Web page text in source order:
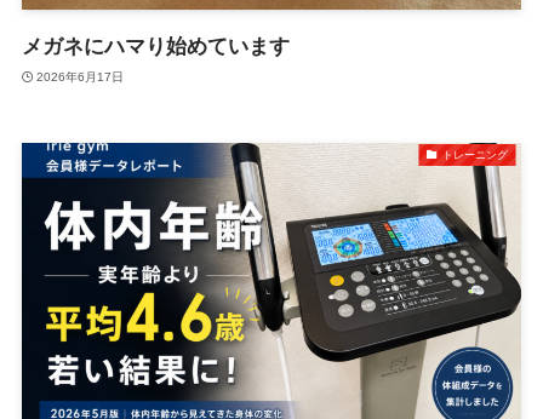
メガネにハマり始めています
2026年6月17日
トレーニング